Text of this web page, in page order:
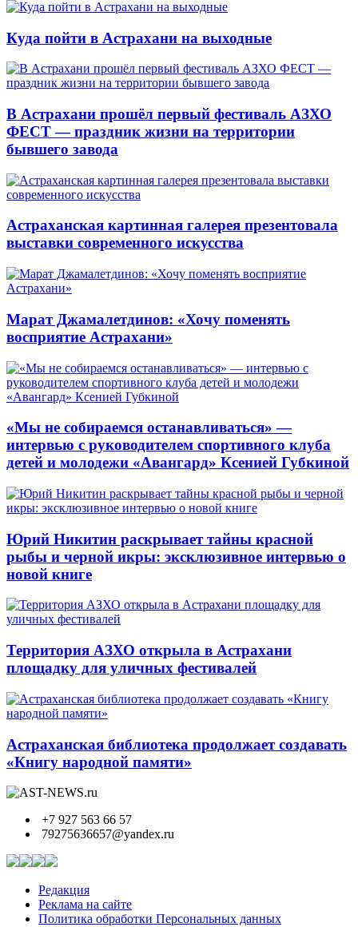
Куда пойти в Астрахани на выходные
В Астрахани прошёл первый фестиваль АЗХО
ФЕСТ — праздник жизни на территории
бывшего завода
Астраханская картинная галерея презентовала
выставки современного искусства
Марат Джамалетдинов: «Хочу поменять
восприятие Астрахани»
«Мы не собираемся останавливаться» —
интервью с руководителем спортивного клуба
детей и молодежи «Авангард» Ксенией Губкиной
Юрий Никитин раскрывает тайны красной
рыбы и черной икры: эксклюзивное интервью о
новой книге
Территория АЗХО открыла в Астрахани
площадку для уличных фестивалей
Астраханская библиотека продолжает создавать
«Книгу народной памяти»
+7 927 563 66 57
79275636657@yandex.ru
Редакция
Реклама на сайте
Политика обработки Персональных данных